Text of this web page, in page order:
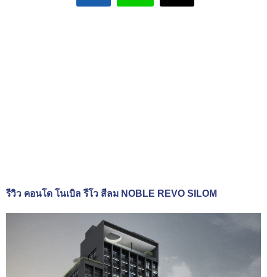
รีวิว คอนโด โนเบิล รีโว สีลม NOBLE REVO SILOM